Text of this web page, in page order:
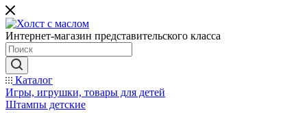
Интернет-магазин представительского класса
Каталог
Игры, игрушки, товары для детей
Штампы детские